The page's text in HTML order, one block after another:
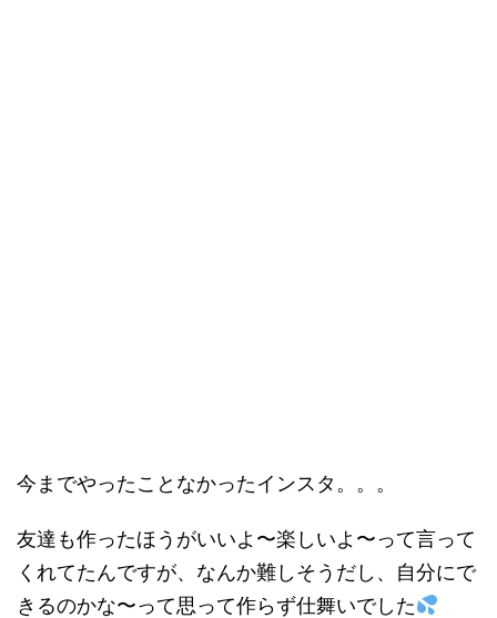
今までやったことなかったインスタ。。。
友達も作ったほうがいいよ〜楽しいよ〜って言って
くれてたんですが、なんか難しそうだし、自分にで
きるのかな〜って思って作らず仕舞いでした